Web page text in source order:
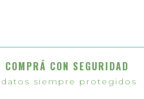
COMPRÁ CON SEGURIDAD
datos siempre protegidos